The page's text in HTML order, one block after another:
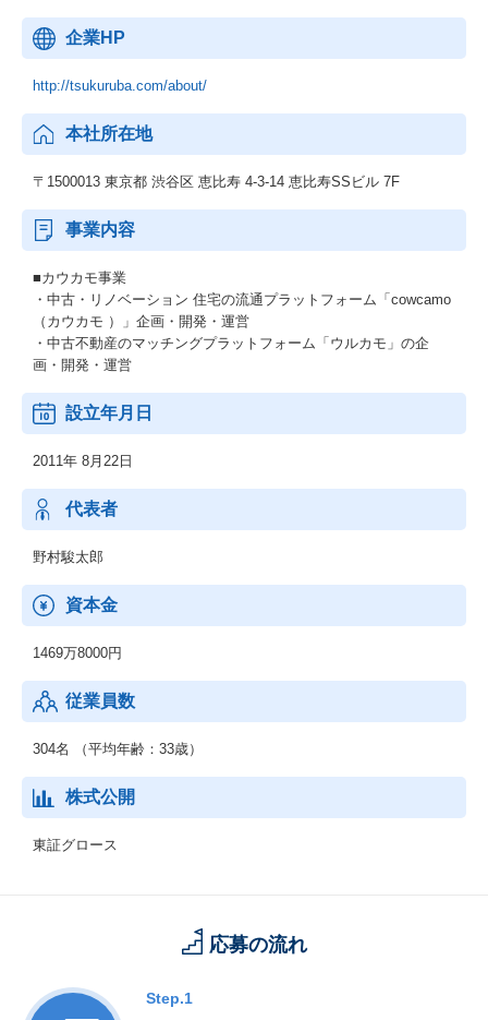
企業HP
http://tsukuruba.com/about/
本社所在地
〒1500013 東京都 渋谷区 恵比寿 4-3-14 恵比寿SSビル 7F
事業内容
■カウカモ事業
・中古・リノベーション 住宅の流通プラットフォーム「cowcamo
（カウカモ ）」企画・開発・運営
・中古不動産のマッチングプラットフォーム「ウルカモ」の企
画・開発・運営
設立年月日
2011年 8月22日
代表者
野村駿太郎
資本金
1469万8000円
従業員数
304名 （平均年齢：33歳）
株式公開
東証グロース
応募の流れ
Step.1